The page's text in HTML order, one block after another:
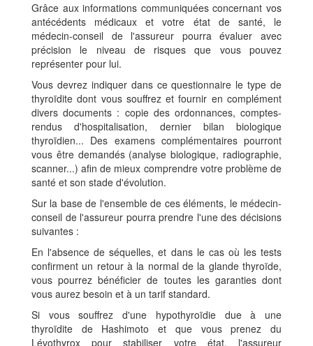
Grâce aux informations communiquées concernant vos
antécédents médicaux et votre état de santé, le
médecin-conseil de l'assureur pourra évaluer avec
précision le niveau de risques que vous pouvez
représenter pour lui.
Vous devrez indiquer dans ce questionnaire le type de
thyroïdite dont vous souffrez et fournir en complément
divers documents : copie des ordonnances, comptes-
rendus d'hospitalisation, dernier bilan biologique
thyroïdien... Des examens complémentaires pourront
vous être demandés (analyse biologique, radiographie,
scanner...) afin de mieux comprendre votre problème de
santé et son stade d'évolution.
Sur la base de l'ensemble de ces éléments, le médecin-
conseil de l'assureur pourra prendre l'une des décisions
suivantes :
En l'absence de séquelles, et dans le cas où les tests
confirment un retour à la normal de la glande thyroïde,
vous pourrez bénéficier de toutes les garanties dont
vous aurez besoin et à un tarif standard.
Si vous souffrez d'une hypothyroïdie due à une
thyroïdite de Hashimoto et que vous prenez du
Lévothyrox pour stabiliser votre état, l'assureur